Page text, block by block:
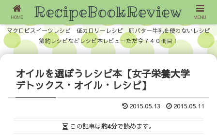
マクロビスイーツレシピ 低カロリーレシピ 卵バター牛乳を使わないレシピ
節約レシピなどレシピ本レビューただ今７４０冊目！
オイルを選ぼうレシピ本【女子栄養大学
デトックス・オイル・レシピ】
2015.05.13 2015.05.11
この記事は約4分で読めます。
HOME MENU